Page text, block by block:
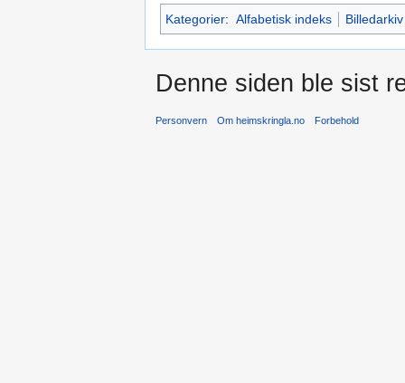
Kategorier: Alfabetisk indeks Billedarkiv
Denne siden ble sist
Personvern Om heimskringla.no Forbehold